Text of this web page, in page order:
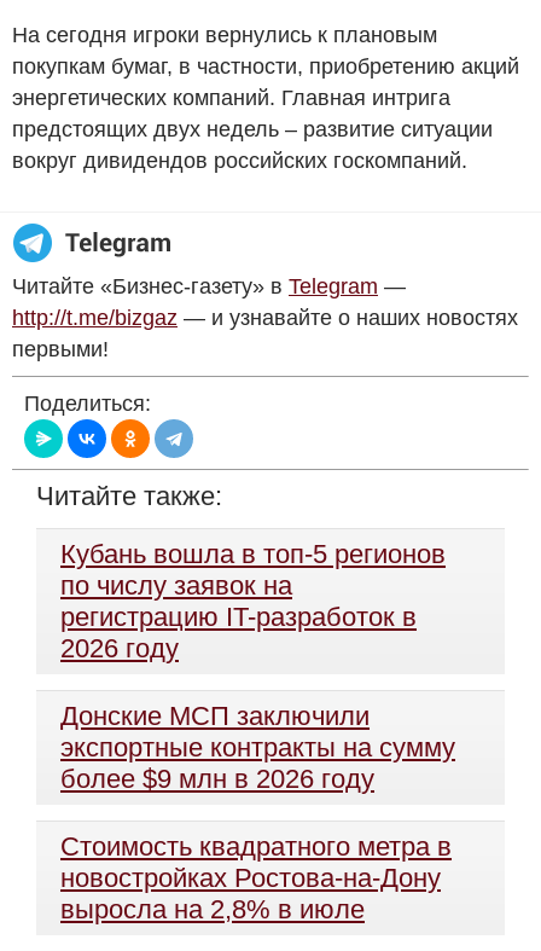
На сегодня игроки вернулись к плановым
покупкам бумаг, в частности, приобретению акций
энергетических компаний. Главная интрига
предстоящих двух недель – развитие ситуации
вокруг дивидендов российских госкомпаний.
Читайте «Бизнес-газету» в Telegram —
http://t.me/bizgaz — и узнавайте о наших новостях
первыми!
Поделиться:
Читайте также:
Кубань вошла в топ-5 регионов
по числу заявок на
регистрацию IT-разработок в
2026 году
Донские МСП заключили
экспортные контракты на сумму
более $9 млн в 2026 году
Стоимость квадратного метра в
новостройках Ростова-на-Дону
выросла на 2,8% в июле